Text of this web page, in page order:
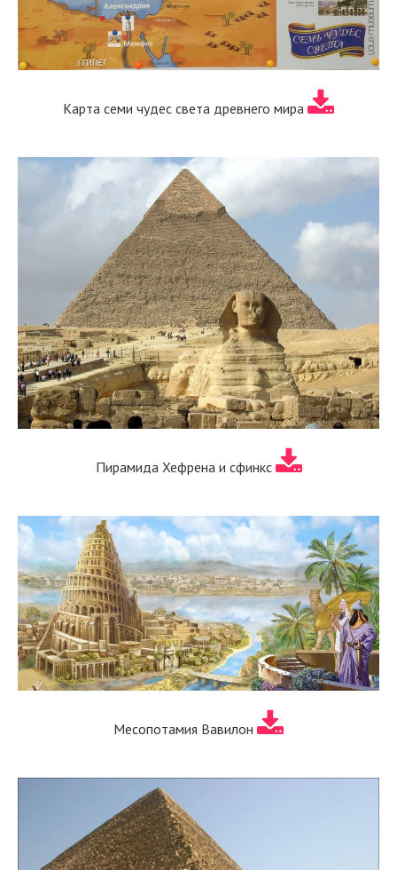
Карта семи чудес света древнего мира
Пирамида Хефрена и сфинкс
Месопотамия Вавилон